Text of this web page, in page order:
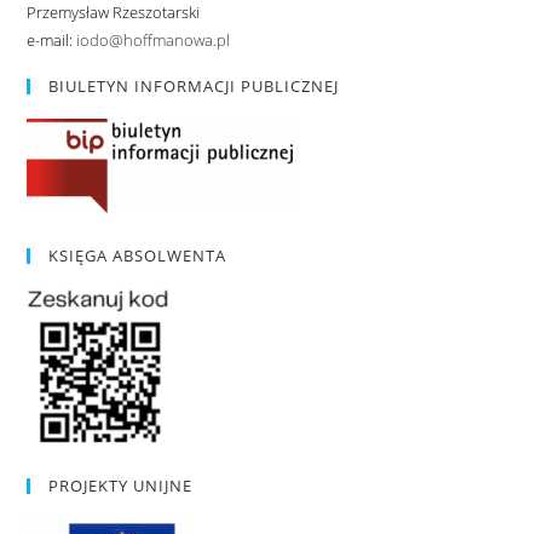
Przemysław Rzeszotarski
e-mail: iodo@hoffmanowa.pl
BIULETYN INFORMACJI PUBLICZNEJ
KSIĘGA ABSOLWENTA
PROJEKTY UNIJNE